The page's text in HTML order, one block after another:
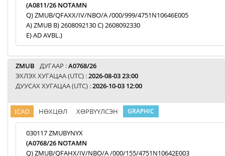
(A0811/26 NOTAMN
Q) ZMUB/QFAXX/IV/NBO/A /000/999/4751N10646E005
A) ZMUB B) 2608092130 C) 2608092330
E) AD AVBL.)
ZMUB ДУГААР :A0768/26
ЭХЛЭХ ХУГАЦАА (UTC) :2026-08-03 23:00
ДУУСАХ ХУГАЦАА (UTC) :2026-10-03 12:00
ICAO НӨХЦӨЛ ХӨРВҮҮЛСЭН GRAPHIC
030117 ZMUBYNYX
(A0768/26 NOTAMN
Q) ZMUB/QFAHX/IV/NBO/A /000/155/4751N10642E003